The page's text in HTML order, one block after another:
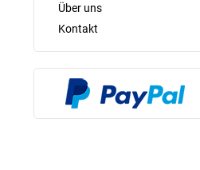
Über uns
Kontakt